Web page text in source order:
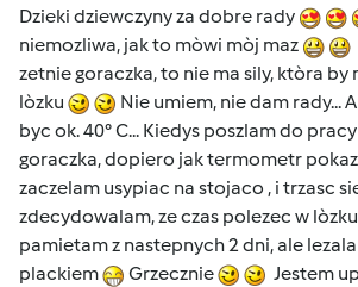
Dzieki dziewczyny za dobre rady
niemozliwa, jak to mòwi mòj maz
zetnie goraczka, to nie ma sily, ktòra by
lòzku
Nie umiem, nie dam rady...
byc ok. 40° C... Kiedys poszlam do
goraczka, dopiero jak termometr
zaczelam usypiac na stojaco , i trzasc
zdecydowalam, ze czas polezec w
pamietam z nastepnych 2 dni, ale
plackiem
Grzecznie
Jestem